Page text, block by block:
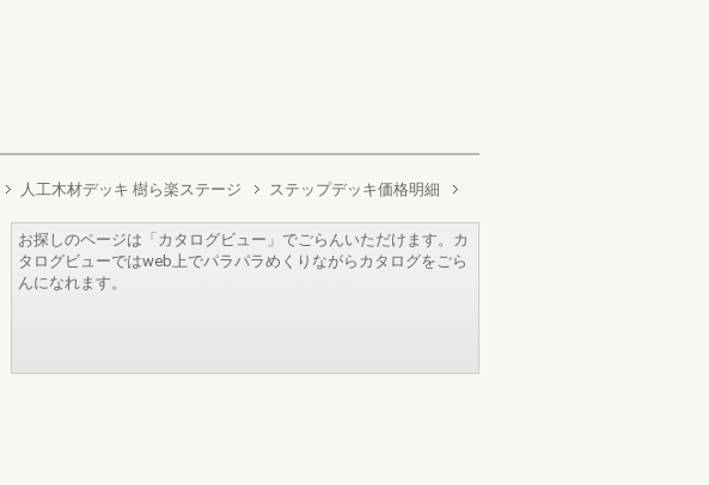
人工木材デッキ 樹ら楽ステージ
ステップデッキ価格明細
お探しのページは「カタログビュー」でごらんいただけます。カ
タログビューではweb上でパラパラめくりながらカタログをごら
んになれます。